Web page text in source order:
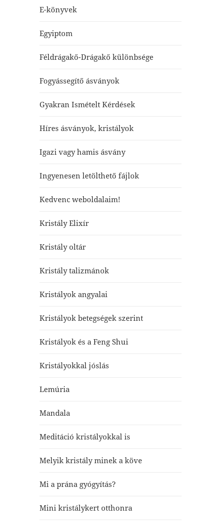
E-könyvek
Egyiptom
Féldrágakő-Drágakő különbsége
Fogyássegítő ásványok
Gyakran Ismételt Kérdések
Híres ásványok, kristályok
Igazi vagy hamis ásvány
Ingyenesen letölthető fájlok
Kedvenc weboldalaim!
Kristály Elixír
Kristály oltár
Kristály talizmánok
Kristályok angyalai
Kristályok betegségek szerint
Kristályok és a Feng Shui
Kristályokkal jóslás
Lemúria
Mandala
Meditáció kristályokkal is
Melyik kristály minek a köve
Mi a prána gyógyítás?
Mini kristálykert otthonra